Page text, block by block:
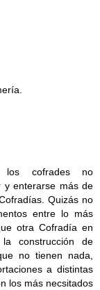
cofrades no
y enterarse más de
Quizás no
entre lo más
otra Cofradía en
construcción de
no tienen nada,
a distintas
los más necsitados